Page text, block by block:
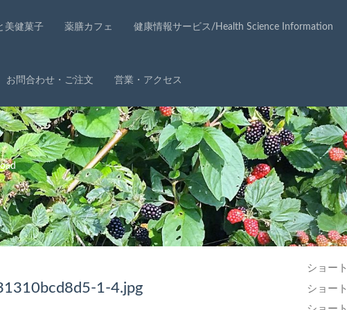
美健菓子 薬膳カフェ 健康情報サービス/Health Science Information
お問合わせ・ご注文 営業・アクセス
1-4.jpg
ショー
ショー